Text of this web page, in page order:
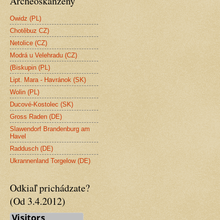
Owidz (PL)
Chotěbuz CZ)
Netolice (CZ)
Modrá u Velehradu (CZ)
(Biskupin (PL)
Lipt. Mara - Havránok (SK)
Wolin (PL)
Ducové-Kostolec (SK)
Gross Raden (DE)
Slawendorf Brandenburg am
Havel
Raddusch (DE)
Ukrannenland Torgelow (DE)
Odkiaľ prichádzate?
(Od 3.4.2012)